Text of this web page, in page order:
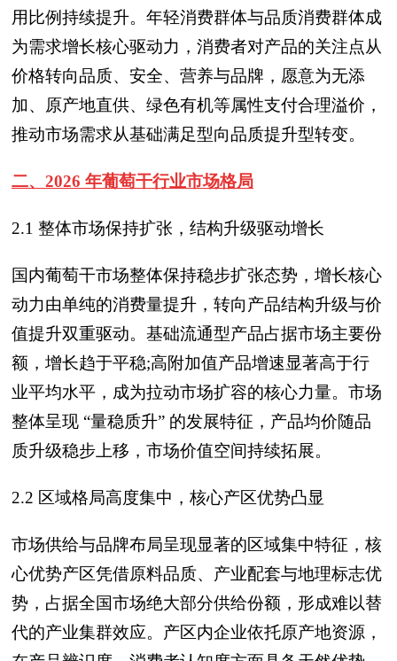
用比例持续提升。年轻消费群体与品质消费群体成
为需求增长核心驱动力，消费者对产品的关注点从
价格转向品质、安全、营养与品牌，愿意为无添
加、原产地直供、绿色有机等属性支付合理溢价，
推动市场需求从基础满足型向品质提升型转变。
二、2026 年葡萄干行业市场格局
2.1 整体市场保持扩张，结构升级驱动增长
国内葡萄干市场整体保持稳步扩张态势，增长核心
动力由单纯的消费量提升，转向产品结构升级与价
值提升双重驱动。基础流通型产品占据市场主要份
额，增长趋于平稳;高附加值产品增速显著高于行
业平均水平，成为拉动市场扩容的核心力量。市场
整体呈现 “量稳质升” 的发展特征，产品均价随品
质升级稳步上移，市场价值空间持续拓展。
2.2 区域格局高度集中，核心产区优势凸显
市场供给与品牌布局呈现显著的区域集中特征，核
心优势产区凭借原料品质、产业配套与地理标志优
势，占据全国市场绝大部分供给份额，形成难以替
代的产业集群效应。产区内企业依托原产地资源，